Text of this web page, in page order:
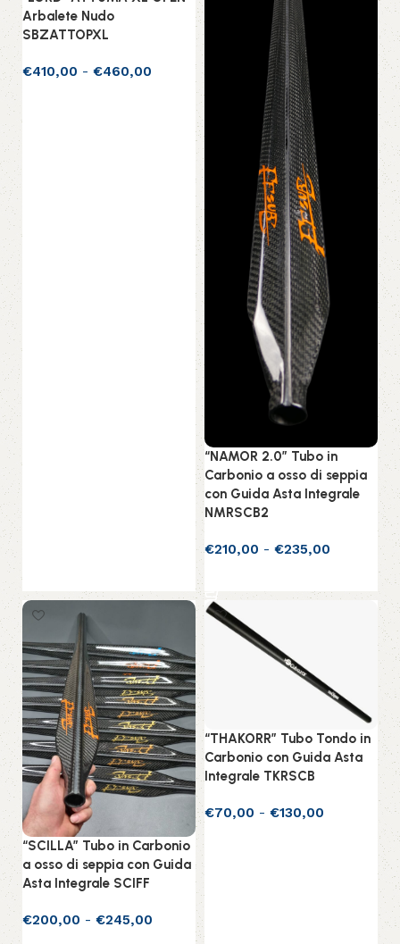
Arbalete Nudo
SBZATTOPXL
€410,00 - €460,00
“NAMOR 2.0” Tubo in
Carbonio a osso di seppia
con Guida Asta Integrale
NMRSCB2
€210,00 - €235,00
“SCILLA” Tubo in Carbonio
a osso di seppia con Guida
Asta Integrale SCIFF
€200,00 - €245,00
“THAKORR” Tubo Tondo in
Carbonio con Guida Asta
Integrale TKRSCB
€70,00 - €130,00